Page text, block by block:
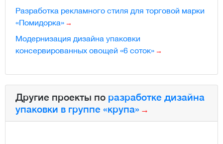
Разработка рекламного стиля для торговой марки
«Помидорка»
Модернизация дизайна упаковки
консервированных овощей «6 соток»
Другие проекты по разработке дизайна
упаковки в группе «крупа»